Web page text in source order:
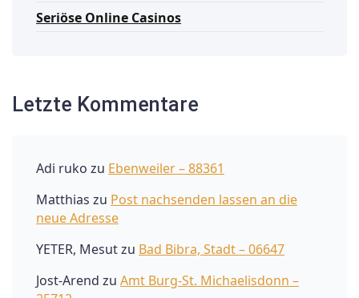
Seriöse Online Casinos
Letzte Kommentare
Adi ruko zu Ebenweiler – 88361
Matthias zu Post nachsenden lassen an die
neue Adresse
YETER, Mesutzu Bad Bibra, Stadt – 06647
Jost-Arend zu Amt Burg-St. Michaelisdonn –